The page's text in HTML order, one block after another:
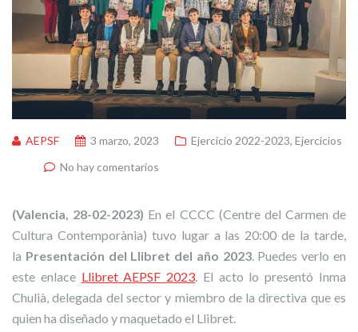
AEPSF 3 marzo, 2023 Ejercicio 2022-2023, Ejercicios
No hay comentarios
(Valencia, 28-02-2023) En el CCCC (Centre del Carmen de
Cultura Contemporània) tuvo lugar a las 20:00 de la tarde,
la Presentación del Llibret del año 2023. Puedes verlo en
este enlace Llibret AEPSF 2023 . El acto lo presentó Inma
Chulià, delegada del sector y miembro de la directiva que es
quien ha diseñado y maquetado el Llibret.